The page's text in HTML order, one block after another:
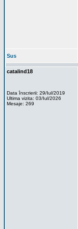
Sus
catalind18
Data înscrierii: 29/Iul/2019
Ultima vizita: 03/Iul/2026
Mesaje: 269